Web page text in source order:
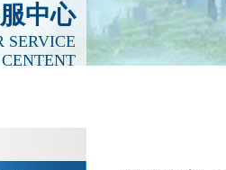
中心
SERVICE
CENTENT